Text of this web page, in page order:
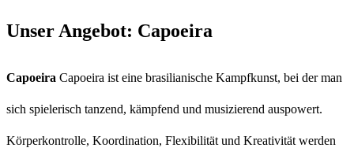
Unser Angebot: Capoeira
Capoeira Capoeira ist eine brasilianische Kampfkunst, bei der man
sich spielerisch tanzend, kämpfend und musizierend auspowert.
Körperkontrolle, Koordination, Flexibilität und Kreativität werden